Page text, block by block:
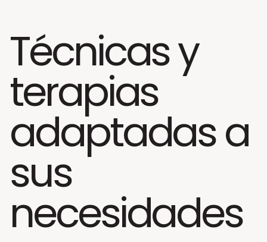
Técnicas y
terapias
adaptadas a
sus
necesidades